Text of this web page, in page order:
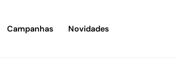
Campanhas Novidades